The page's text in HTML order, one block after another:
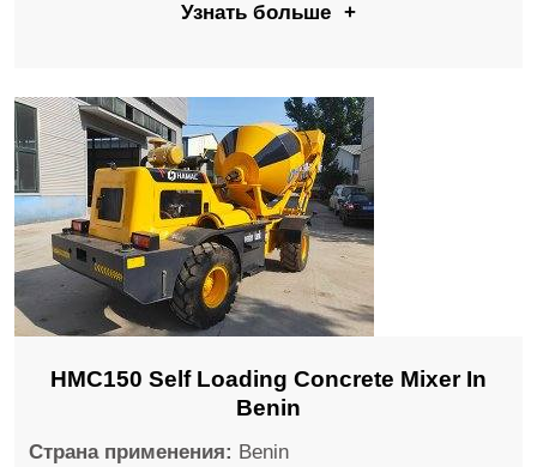
Узнать больше +
HMC150 Self Loading Concrete Mixer In
Benin
Страна применения: Benin